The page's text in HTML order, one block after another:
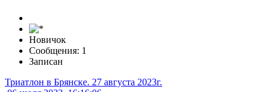
Новичок
Сообщения: 1
Записан
Триатлон в Брянске. 27 августа 2023г.